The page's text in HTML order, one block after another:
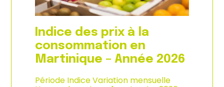
2
0
2
6
p
r
o
d
u
c
t
o
Indice des prix à la
consommation en
Martinique – Année 2026
Période Indice Variation mensuelle